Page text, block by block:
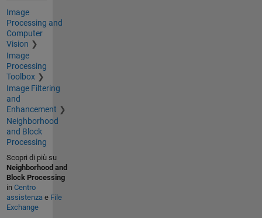
Image
Processing and
Computer
Vision
Image
Processing
Toolbox
Image Filtering
and
Enhancement
Neighborhood
and Block
Processing
Scopri di più su
Neighborhood and
Block Processing
in Centro
assistenzae File
Exchange